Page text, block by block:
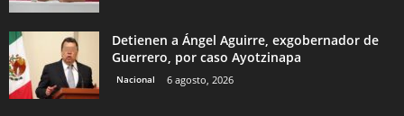
Detienen a Ángel Aguirre, exgobernador de
Guerrero, por caso Ayotzinapa
Nacional 6 agosto, 2026